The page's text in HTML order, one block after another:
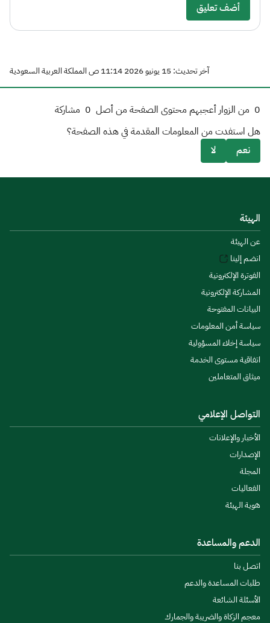
أضف تعليق
آخر تحديث: 15 يونيو 2026 11:14 ص المملكة العربية السعودية
0 من الزوار أعجبهم محتوى الصفحة من أصل 0 مشاركة
هل استفدت من المعلومات المقدمة في هذه الصفحة؟
نعم
لا
الهيئة
عن الهيئة
انضم إلينا
الفوترة الإلكترونية
المشاركة الإلكترونية
البيانات المفتوحة
سياسة أمن المعلومات
سياسة إخلاء المسؤولية
اتفاقية مستوى الخدمة
ميثاق المتعاملين
التواصل الإعلامي
الأخبار والإعلانات
الإصدارات
المجلة
الفعاليات
هوية الهيئة
الدعم والمساعدة
اتصل بنا
طلبات المساعدة والدعم
الأسئلة الشائعة
معجم الزكاة والضريبة والجمارك